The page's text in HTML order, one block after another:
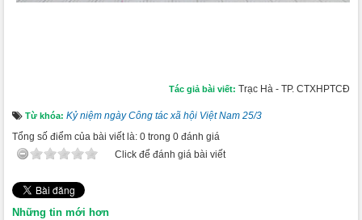
Tác giả bài viết: Trạc Hà - TP. CTXHPTCĐ
Từ khóa: Kỷ niệm ngày Công tác xã hội Việt Nam 25/3
Tổng số điểm của bài viết là: 0 trong 0 đánh giá
Click để đánh giá bài viết
Những tin mới hơn